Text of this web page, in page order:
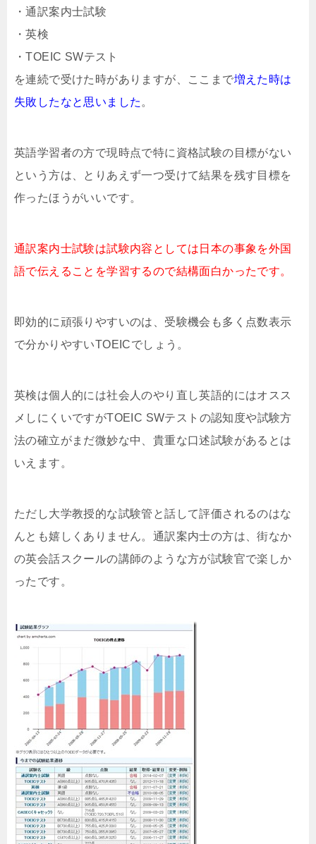
・通訳案内士試験
・英検
・TOEIC SWテスト
を連続で受けた時がありますが、ここまで増えた時は
失敗したなと思いました 。
英語学習者の方で現時点で特に資格試験の目標がない
という方は、とりあえず一つ受けて結果を残す目標を
作ったほうがいいです。
通訳案内士試験は試験内容としては日本の事象を外国
語で伝えることを学習するので結構面白かったです。
即効的に頑張りやすいのは、受験機会も多く点数表示
で分かりやすいTOEICでしょう。
英検は個人的には社会人のやり直し英語的にはオスス
メしにくいですがTOEIC SWテストの認知度や試験方
法の確立がまだ微妙な中、貴重な口述試験があるとは
いえます。
ただし大学教授的な試験管と話して評価されるのはな
んとも嬉しくありません。通訳案内士の方は、街なか
の英会話スクールの講師のような方が試験官で楽しか
ったです。